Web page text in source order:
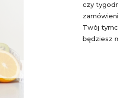
czy
Twój
będziesz